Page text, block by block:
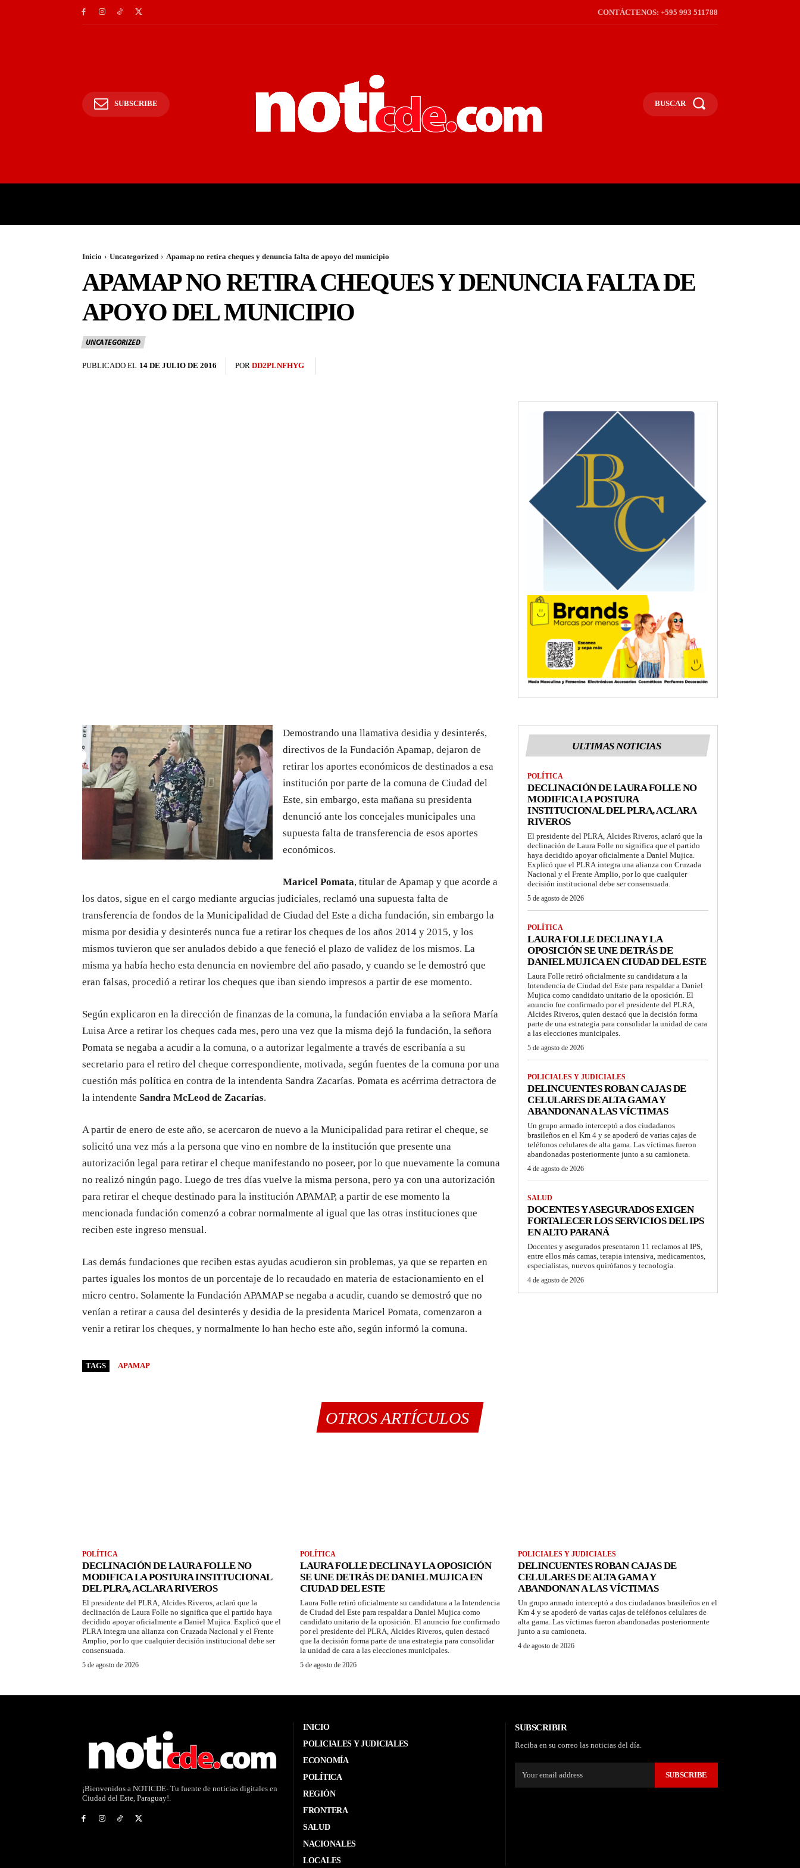
CONTÁCTENOS: +595 993 511788
SUBSCRIBE BUSCAR
Inicio Uncategorized Apamap no retira cheques y denuncia falta de apoyo del municipio
APAMAP NO RETIRA CHEQUES Y DENUNCIA FALTA DE
APOYO DEL MUNICIPIO
UNCATEGORIZED
PUBLICADO EL 14 DE JULIO DE 2016 POR DD2PLNFHYG
Demostrando una llamativa desidia y desinterés,
directivos de la Fundación Apamap, dejaron de
retirar los aportes económicos de destinados a esa
institución por parte de la comuna de Ciudad del
Este, sin embargo, esta mañana su presidenta
denunció ante los concejales municipales una
supuesta falta de transferencia de esos aportes
económicos.
Maricel Pomata, titular de Apamap y que acorde a
los datos, sigue en el cargo mediante argucias judiciales, reclamó una supuesta falta de
transferencia de fondos de la Municipalidad de Ciudad del Este a dicha fundación, sin embargo la
misma por desidia y desinterés nunca fue a retirar los cheques de los años 2014 y 2015, y los
mismos tuvieron que ser anulados debido a que feneció el plazo de validez de los mismos. La
misma ya había hecho esta denuncia en noviembre del año pasado, y cuando se le demostró que
eran falsas, procedió a retirar los cheques que iban siendo impresos a partir de ese momento.
Según explicaron en la dirección de finanzas de la comuna, la fundación enviaba a la señora María
Luisa Arce a retirar los cheques cada mes, pero una vez que la misma dejó la fundación, la señora
Pomata se negaba a acudir a la comuna, o a autorizar legalmente a través de escribanía a su
secretario para el retiro del cheque correspondiente, motivada, según fuentes de la comuna por una
cuestión más política en contra de la intendenta Sandra Zacarías. Pomata es acérrima detractora de
la intendente Sandra McLeod de Zacarías.
A partir de enero de este año, se acercaron de nuevo a la Municipalidad para retirar el cheque, se
solicitó una vez más a la persona que vino en nombre de la institución que presente una
autorización legal para retirar el cheque manifestando no poseer, por lo que nuevamente la comuna
no realizó ningún pago. Luego de tres días vuelve la misma persona, pero ya con una autorización
para retirar el cheque destinado para la institución APAMAP, a partir de ese momento la
mencionada fundación comenzó a cobrar normalmente al igual que las otras instituciones que
reciben este ingreso mensual.
Las demás fundaciones que reciben estas ayudas acudieron sin problemas, ya que se reparten en
partes iguales los montos de un porcentaje de lo recaudado en materia de estacionamiento en el
micro centro. Solamente la Fundación APAMAP se negaba a acudir, cuando se demostró que no
venían a retirar a causa del desinterés y desidia de la presidenta Maricel Pomata, comenzaron a
venir a retirar los cheques, y normalmente lo han hecho este año, según informó la comuna.
TAGS APAMAP
ULTIMAS NOTICIAS
POLÍTICA
DECLINACIÓN DE LAURA FOLLE NO
MODIFICA LA POSTURA
INSTITUCIONAL DEL PLRA, ACLARA
RIVEROS
El presidente del PLRA, Alcides Riveros, aclaró que la
declinación de Laura Folle no significa que el partido
haya decidido apoyar oficialmente a Daniel Mujica.
Explicó que el PLRA integra una alianza con Cruzada
Nacional y el Frente Amplio, por lo que cualquier
decisión institucional debe ser consensuada.
5 de agosto de 2026
POLÍTICA
LAURA FOLLE DECLINA Y LA
OPOSICIÓN SE UNE DETRÁS DE
DANIEL MUJICA EN CIUDAD DEL ESTE
Laura Folle retiró oficialmente su candidatura a la
Intendencia de Ciudad del Este para respaldar a Daniel
Mujica como candidato unitario de la oposición. El
anuncio fue confirmado por el presidente del PLRA,
Alcides Riveros, quien destacó que la decisión forma
parte de una estrategia para consolidar la unidad de cara
a las elecciones municipales.
5 de agosto de 2026
POLICIALES Y JUDICIALES
DELINCUENTES ROBAN CAJAS DE
CELULARES DE ALTA GAMA Y
ABANDONAN A LAS VÍCTIMAS
Un grupo armado interceptó a dos ciudadanos
brasileños en el Km 4 y se apoderó de varias cajas de
teléfonos celulares de alta gama. Las víctimas fueron
abandonadas posteriormente junto a su camioneta.
4 de agosto de 2026
SALUD
DOCENTES Y ASEGURADOS EXIGEN
FORTALECER LOS SERVICIOS DEL IPS
EN ALTO PARANÁ
Docentes y asegurados presentaron 11 reclamos al IPS,
entre ellos más camas, terapia intensiva, medicamentos,
especialistas, nuevos quirófanos y tecnología.
4 de agosto de 2026
OTROS ARTÍCULOS
POLÍTICA
DECLINACIÓN DE LAURA FOLLE NO
MODIFICA LA POSTURA INSTITUCIONAL
DEL PLRA, ACLARA RIVEROS
El presidente del PLRA, Alcides Riveros, aclaró que la
declinación de Laura Folle no significa que el partido haya
decidido apoyar oficialmente a Daniel Mujica. Explicó que el
PLRA integra una alianza con Cruzada Nacional y el Frente
Amplio, por lo que cualquier decisión institucional debe ser
consensuada.
5 de agosto de 2026
POLÍTICA
LAURA FOLLE DECLINA Y LA OPOSICIÓN
SE UNE DETRÁS DE DANIEL MUJICA EN
CIUDAD DEL ESTE
Laura Folle retiró oficialmente su candidatura a la Intendencia
de Ciudad del Este para respaldar a Daniel Mujica como
candidato unitario de la oposición. El anuncio fue confirmado
por el presidente del PLRA, Alcides Riveros, quien destacó
que la decisión forma parte de una estrategia para consolidar
la unidad de cara a las elecciones municipales.
5 de agosto de 2026
POLICIALES Y JUDICIALES
DELINCUENTES ROBAN CAJAS DE
CELULARES DE ALTA GAMA Y
ABANDONAN A LAS VÍCTIMAS
Un grupo armado interceptó a dos ciudadanos brasileños en el
Km 4 y se apoderó de varias cajas de teléfonos celulares de
alta gama. Las víctimas fueron abandonadas posteriormente
junto a su camioneta.
4 de agosto de 2026
¡Bienvenidos a NOTICDE- Tu fuente de noticias digitales en
Ciudad del Este, Paraguay!.
INICIO
POLICIALES Y JUDICIALES
ECONOMÍA
POLÍTICA
REGIÓN
FRONTERA
SALUD
NACIONALES
LOCALES
SUBSCRIBIR
Reciba en su correo las noticias del día.
SUBSCRIBE